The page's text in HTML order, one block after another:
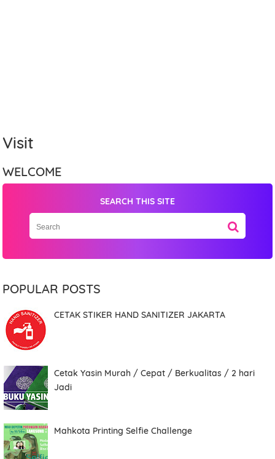
Visit
WELCOME
SEARCH THIS SITE
POPULAR POSTS
CETAK STIKER HAND SANITIZER JAKARTA
Cetak Yasin Murah / Cepat / Berkualitas / 2 hari
Jadi
Mahkota Printing Selfie Challenge
Total